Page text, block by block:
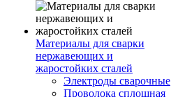
Материалы для сварки
нержавеющих и
жаростойких сталей
Электроды сварочные
Проволока сплошная